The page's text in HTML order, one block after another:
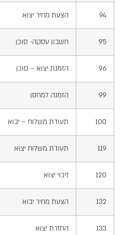
94 הצעת מחיר יצוא
95 חשבון עסקה- סוכן
96 הזמנת יצוא – סוכן
99 הזמנה למחסן
100 תעודת משלוח – יבוא
119 תעודת משלוח יצוא
120 זיכוי יצוא
132 הצעת מחיר יבוא
133 החזרת יצוא